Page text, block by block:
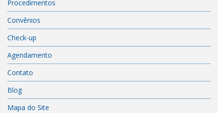
Procedimentos
Convênios
Check-up
Agendamento
Contato
Blog
Mapa do Site